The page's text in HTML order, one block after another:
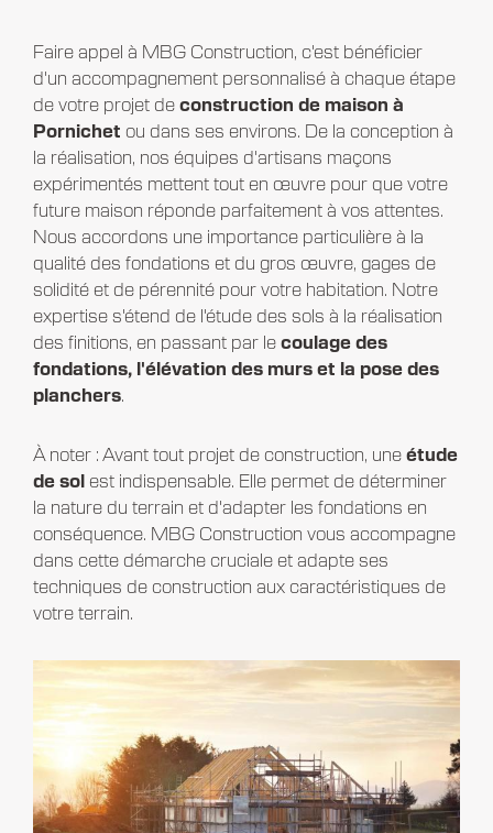
Faire appel à MBG Construction, c'est bénéficier
d'un accompagnement personnalisé à chaque étape
de votre projet de construction de maison à
Pornichet ou dans ses environs. De la conception à
la réalisation, nos équipes d'artisans maçons
expérimentés mettent tout en œuvre pour que votre
future maison réponde parfaitement à vos attentes.
Nous accordons une importance particulière à la
qualité des fondations et du gros œuvre, gages de
solidité et de pérennité pour votre habitation. Notre
expertise s'étend de l'étude des sols à la réalisation
des finitions, en passant par le coulage des
fondations, l'élévation des murs et la pose des
planchers.
À noter : Avant tout projet de construction, uneétude
de sol est indispensable. Elle permet de déterminer
la nature du terrain et d'adapter les fondations en
conséquence. MBG Construction vous accompagne
dans cette démarche cruciale et adapte ses
techniques de construction aux caractéristiques de
votre terrain.